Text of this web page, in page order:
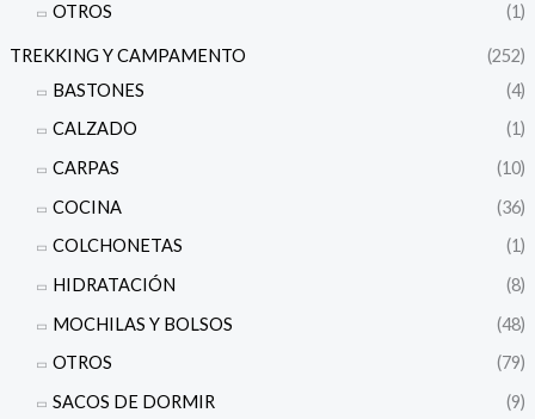
OTROS
(1)
TREKKING Y CAMPAMENTO
(252)
BASTONES
(4)
CALZADO
(1)
CARPAS
(10)
COCINA
(36)
COLCHONETAS
(1)
HIDRATACIÓN
(8)
MOCHILAS Y BOLSOS
(48)
OTROS
(79)
SACOS DE DORMIR
(9)